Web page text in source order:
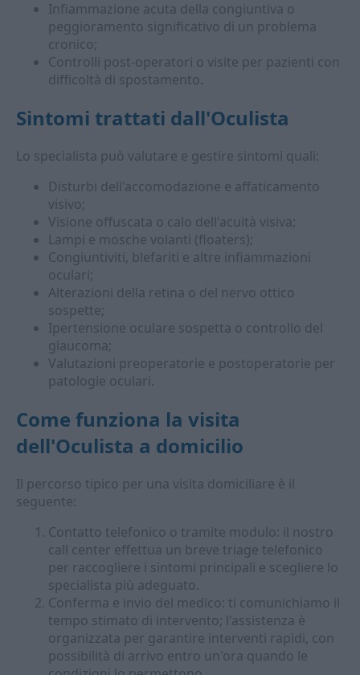
Infiammazione acuta della congiuntiva o
peggioramento significativo di un problema
cronico;
Controlli post-operatori o visite per pazienti con
difficoltà di spostamento.
Sintomi trattati dall'Oculista
Lo specialista può valutare e gestire sintomi quali:
Disturbi dell'accomodazione e affaticamento
visivo;
Visione offuscata o calo dell'acuità visiva;
Lampi e mosche volanti (floaters);
Congiuntiviti, blefariti e altre infiammazioni
oculari;
Alterazioni della retina o del nervo ottico
sospette;
Ipertensione oculare sospetta o controllo del
glaucoma;
Valutazioni preoperatorie e postoperatorie per
patologie oculari.
Come funziona la visita
dell'Oculista a domicilio
Il percorso tipico per una visita domiciliare è il
seguente:
Contatto telefonico o tramite modulo: il nostro
call center effettua un breve triage telefonico
per raccogliere i sintomi principali e scegliere lo
specialista più adeguato.
Conferma e invio del medico: ti comunichiamo il
tempo stimato di intervento; l'assistenza è
organizzata per garantire interventi rapidi, con
possibilità di arrivo entro un'ora quando le